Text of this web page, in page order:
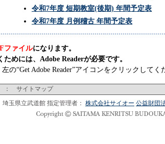
令和7年度 短期教室(後期) 年間予定表
令和7年度 月例稽古 年間予定表
ファイルになります。
めには、Adobe Readerが必要です。
の“Get Adobe Reader”アイコンをクリックしてく
： サイトマップ
埼玉県立武道館 指定管理者： 株式会社サイオー 公益財団